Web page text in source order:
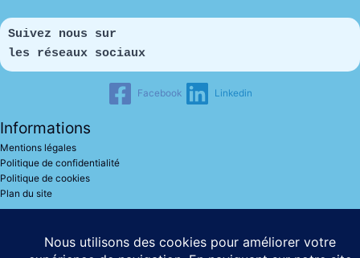
Suivez nous sur
les réseaux sociaux
Facebook Linkedin
Informations
Mentions légales
Politique de confidentialité
Politique de cookies
Plan du site